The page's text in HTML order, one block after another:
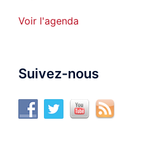
Voir l'agenda
Suivez-nous